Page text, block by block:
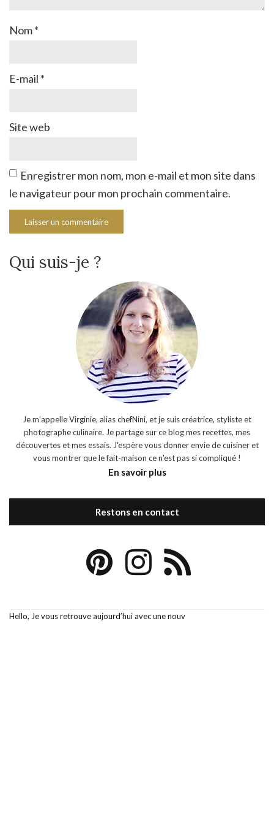
Nom*
E-mail *
Site web
Enregistrer mon nom, mon e-mail et mon site dans
le navigateur pour mon prochain commentaire.
Qui suis-je ?
Je m’appelle Virginie, alias chefNini, et je suis créatrice, styliste et
photographe culinaire. Je partage sur ce blog mes recettes, mes
découvertes et mes essais. J'espère vous donner envie de cuisiner et
vous montrer que le fait-maison ce n'est pas si compliqué !
En savoir plus
Restons en contact
Hello, Je vous retrouve aujourd’hui avec une nouv